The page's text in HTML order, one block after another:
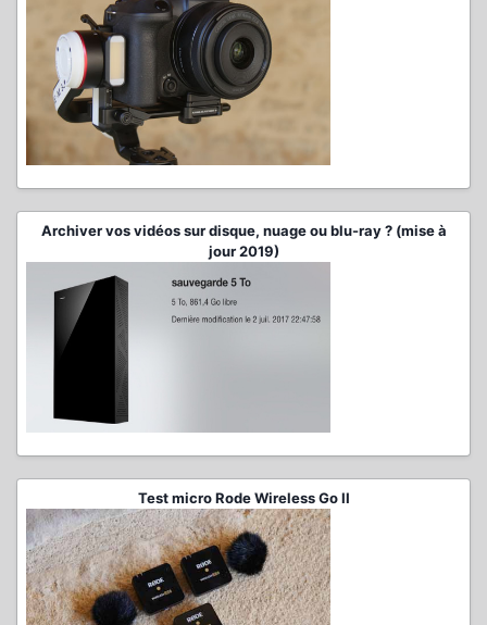
Archiver vos vidéos sur disque, nuage ou blu-ray ? (mise à
jour 2019)
Test micro Rode Wireless Go II